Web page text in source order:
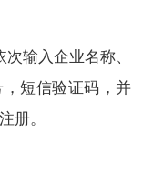
输入企业名称、
短信验证码，并
册。